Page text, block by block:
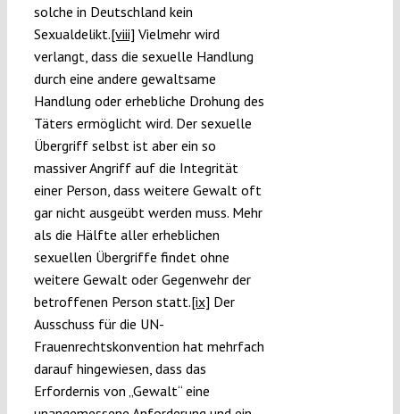
solche in Deutschland kein
Sexualdelikt.[viii] Vielmehr wird
verlangt, dass die sexuelle Handlung
durch eine andere gewaltsame
Handlung oder erhebliche Drohung des
Täters ermöglicht wird. Der sexuelle
Übergriff selbst ist aber ein so
massiver Angriff auf die Integrität
einer Person, dass weitere Gewalt oft
gar nicht ausgeübt werden muss. Mehr
als die Hälfte aller erheblichen
sexuellen Übergriffe findet ohne
weitere Gewalt oder Gegenwehr der
betroffenen Person statt.[ix] Der
Ausschuss für die UN-
Frauenrechtskonvention hat mehrfach
darauf hingewiesen, dass das
Erfordernis von „Gewalt“ eine